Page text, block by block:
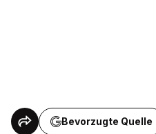
Bevorzugte Quelle